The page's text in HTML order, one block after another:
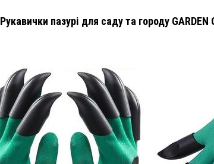
Рукавички пазурі для саду та городу GARDEN